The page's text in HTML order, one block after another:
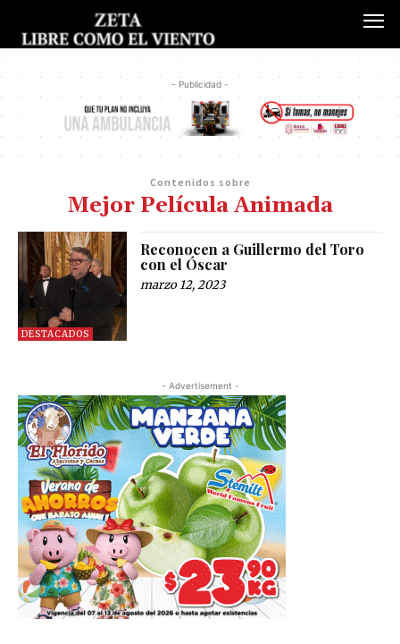
- Publicidad -
Contenidos sobre
Mejor Película Animada
DESTACADOS
Reconocen a Guillermo del Toro
con el Óscar
marzo 12, 2023
- Advertisement -